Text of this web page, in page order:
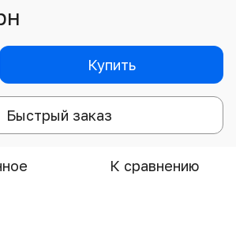
Купить
Быстрый заказ
К сравнению